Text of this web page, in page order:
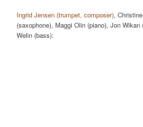
Ingrid Jensen (trumpet, composer),
(saxophone), Maggi Olin (piano), Jon
Welin (bass):